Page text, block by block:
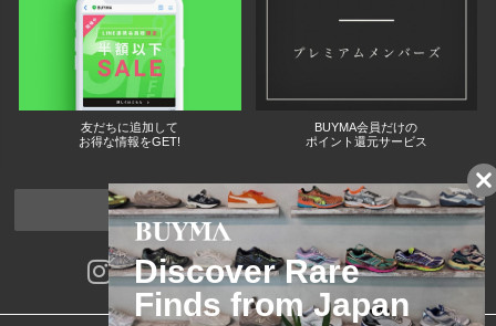
友だちに追加して
お得な情報をGET!
BUYMA会員だけの
ポイント還元サービス
ページトップへ